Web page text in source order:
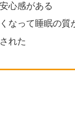
心感がある
なって睡眠の質
れた